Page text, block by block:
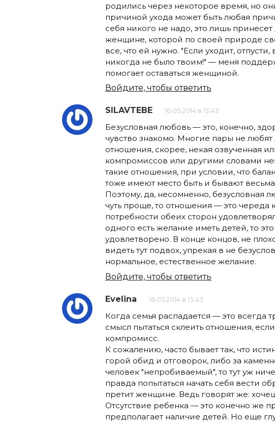
родились через некоторое время, но
причиной ухода может быть любая
себя никого не надо, это лишь
женщине, которой по своей природе
все, что ей нужно. "Если уходит, отпусти,
никогда не было твоим!" — меня
помогает оставаться женщиной.
Войдите, чтобы ответить
SILAVTEBE 16.05.2014 в 13:43
Безусловная любовь — это, конечно,
чувство знакомо. Многие пары не любят
отношения, скорее, некая озвученная
компромиссов или другими словами
такие отношения, при условии, что
тоже имеют место быть и бывают
Поэтому, да, несомненно, безусловная
чуть проще, то отношения — это череда
потребности обеих сторон
одного есть желание иметь детей, то
удовлетворено. В конце концов, не
видеть тут подвох, упрекая в не
нормальное, естественное желание.
Войдите, чтобы ответить
Evelina 16.05.2014 в 13:43
Когда семья распадается — это всегда
смысл пытаться склеить отношения,
компромисс.
К сожалению, часто бывает так, что
горой обид и отговорок, либо за
человек "непробиваемый", то тут уж
правда попытаться начать себя вести
претит женщине. Ведь говорят же:
Отсутствие ребенка — это конечно же
предполагает наличие детей. Но еще